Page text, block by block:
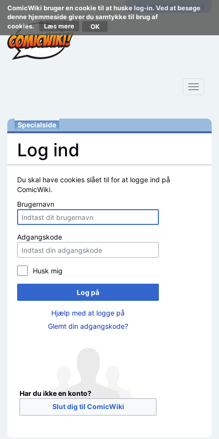
ComicWiki bruger en cookie til at huske log-in. Ved at besøge
denne hjemmeside giver du samtykke til brug af
cookies.
Læs mere
Opret konto Log på
Toggle
Specialside
Log ind
Du skal have cookies slået til for at logge ind på
ComicWiki.
Brugernavn
Adgangskode
Husk mig
Log på
Hjælp med at logge på
Glemt din adgangskode?
Har du ikke en konto?
Slut dig til ComicWiki